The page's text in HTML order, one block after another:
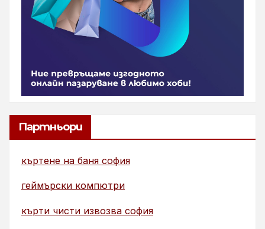
Партньори
къртене на баня софия
геймърски компютри
кърти чисти извозва софия